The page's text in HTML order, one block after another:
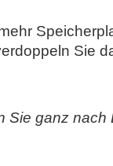
Sie
Sie ganz nach